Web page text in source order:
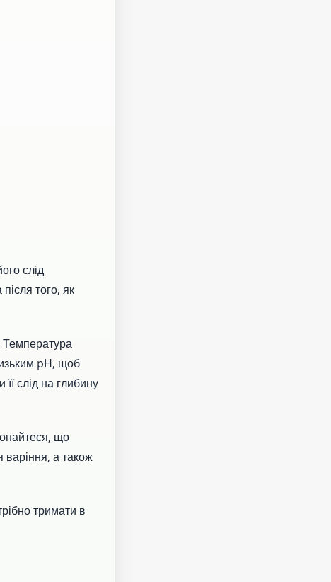
слід
того, як
pH, щоб
слід на глибину
що
варіння, а також
тримати в